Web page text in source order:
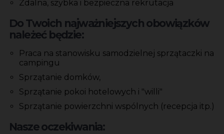
Zdalna, szybka i bezpieczna rekrutacja
Do Twoich najważniejszych obowiązków
należeć będzie:
Praca na stanowisku samodzielnej sprzątaczki na
campingu
Sprzątanie domków,
Sprzątanie pokoi hotelowych i "willi"
Sprzątanie powierzchni wspólnych (recepcja itp.)
Nasze oczekiwania: